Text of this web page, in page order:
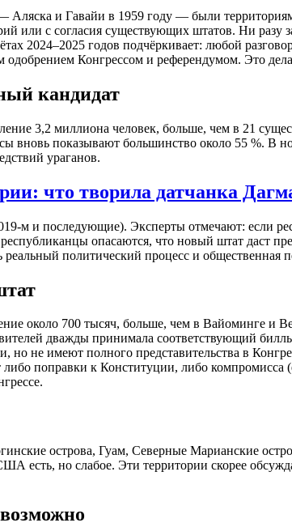
и Гавайи в 1959 году — были
или с согласия существующих штатов. Ни разу
2024–2025 годов подчёркивает: любой
Конгрессом и референдумом. Это
кандидат
3,2 миллиона человек, больше, чем в 21
вновь показывают большинство около 55 %. В
ураганов.
что творила датчанка
м и последующие). Эксперты отмечают: если
опасаются, что новый штат даст
политический процесс и общественная
около 700 тысяч, больше, чем в Вайоминге и
дважды принимала соответствующий
но не имеют полного представительства в
либо поправки к Конституции, либо
острова, Гуам, Северные Марианские
есть, но слабое. Эти территории скорее